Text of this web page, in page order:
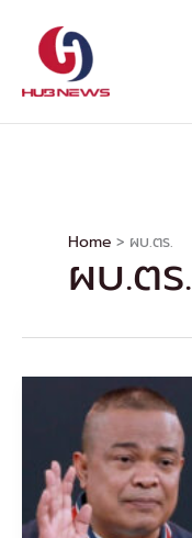
content
Home ผบ.ตร.
ผบ.ตร.
ธง
“บิ๊ก
โจ๊ก”
เชื่อ